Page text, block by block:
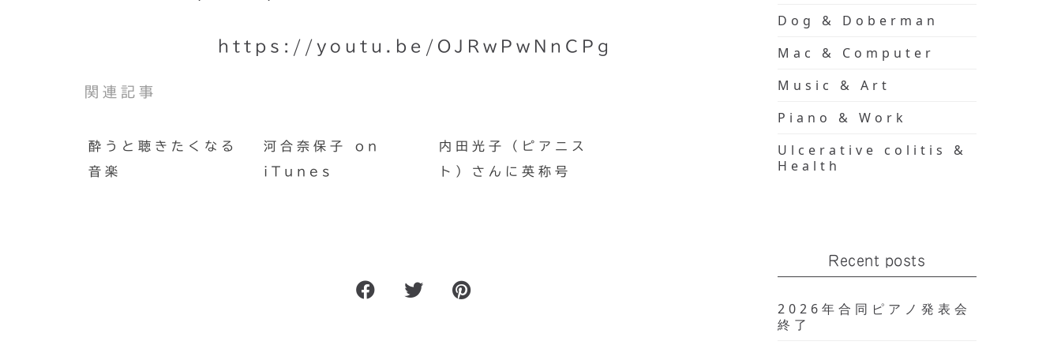
https://youtu.be/OJRwPwNnCPg
関連記事
酔うと聴きたくなる
音楽
河合奈保子 on
iTunes
内田光子（ピアニス
ト）さんに英称号
映画『マスカレード・ナイト』観
Dog & Doberman
Mac & Computer
Music & Art
Piano & Work
Ulcerative colitis &
Health
Recent posts
2026年合同ピアノ発表会
終了